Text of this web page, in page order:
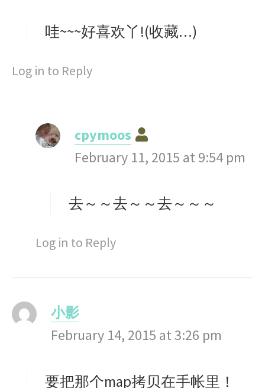
s
哇~~~好喜欢丫!(收藏…)
Log in to Reply
cpymoos
a
s
February 11, 2015 at 9:54 pm
去～～去～～去～～～
Log in to Reply
小影
a
s
February 14, 2015 at 3:26 pm
要把那个map拷贝在手帐里！